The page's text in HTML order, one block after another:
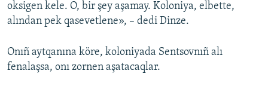
oksigen kele. O, bir şey aşamay. Koloniya, elbette,
alından pek qasevetlene», – dedi Dinze.
Onıñ aytqanına köre, koloniyada Sentsovnıñ alı
fenalaşsa, onı zornen aşatacaqlar.